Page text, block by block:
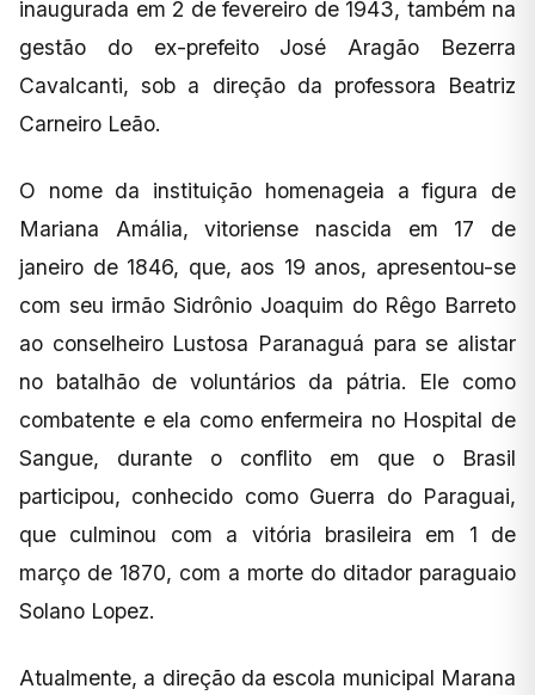
inaugurada em 2 de fevereiro de 1943, também na
gestão do ex-prefeito José Aragão Bezerra
Cavalcanti, sob a direção da professora Beatriz
Carneiro Leão.
O nome da instituição homenageia a figura de
Mariana Amália, vitoriense nascida em 17 de
janeiro de 1846, que, aos 19 anos, apresentou-se
com seu irmão Sidrônio Joaquim do Rêgo Barreto
ao conselheiro Lustosa Paranaguá para se alistar
no batalhão de voluntários da pátria. Ele como
combatente e ela como enfermeira no Hospital de
Sangue, durante o conflito em que o Brasil
participou, conhecido como Guerra do Paraguai,
que culminou com a vitória brasileira em 1 de
março de 1870, com a morte do ditador paraguaio
Solano Lopez.
Atualmente, a direção da escola municipal Marana